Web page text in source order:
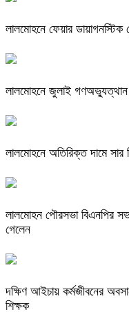
লালমোহনে ফেয়ার ডায়াগনস্টিক
লালমোহনে জুলাই
লালমোহনে অতিরিক্ত দামে সার
লালমোহন পৌরসভা বিএনপির
গেলেন
দক্ষিণ আইচায় কর্মজীবনের
শিক্ষক